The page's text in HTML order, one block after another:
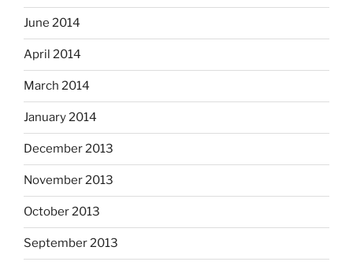
June 2014
April 2014
March 2014
January 2014
December 2013
November 2013
October 2013
September 2013